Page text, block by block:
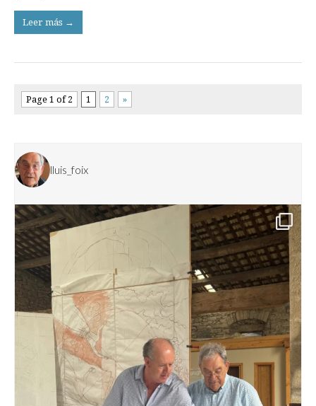
Leer más →
Page 1 of 2 1 2 »
lluis_foix